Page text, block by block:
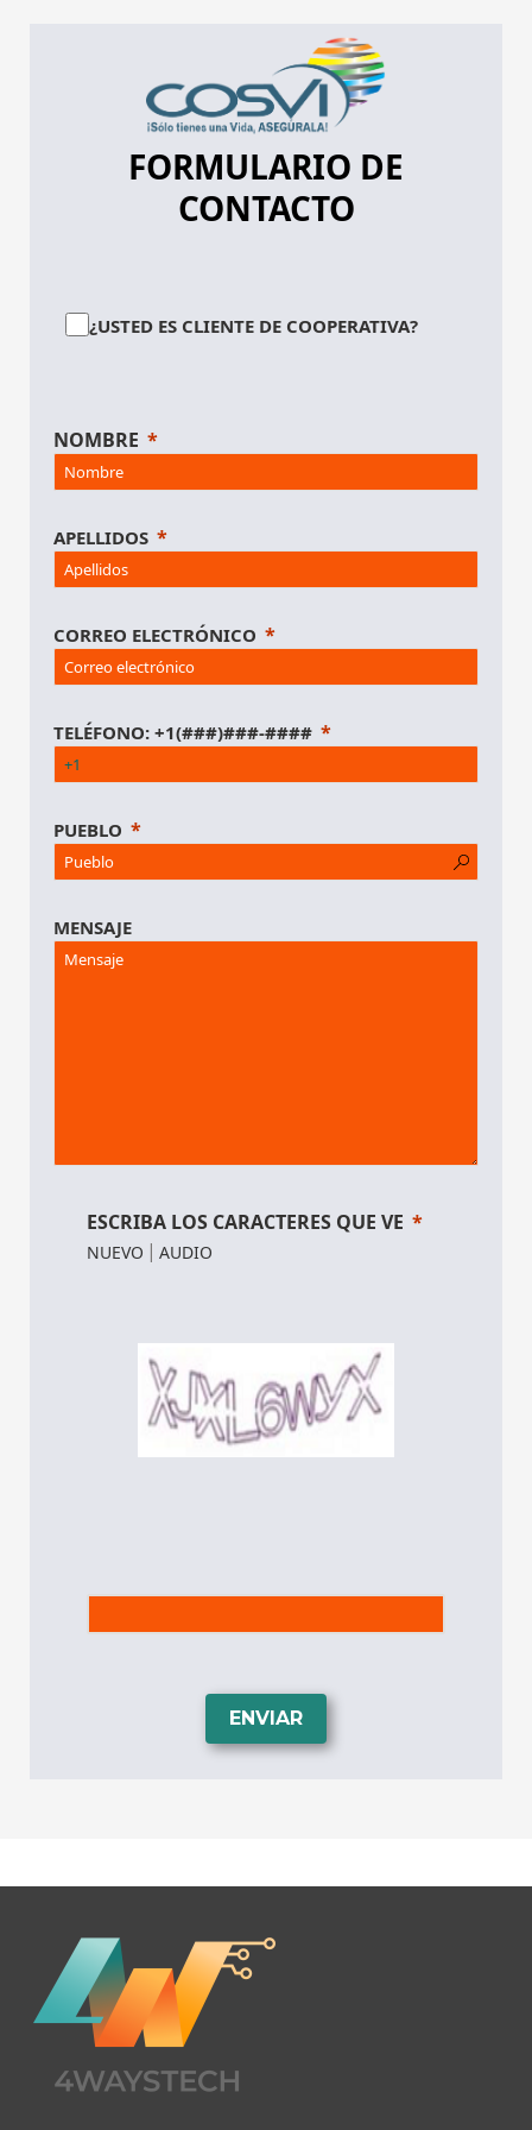
FORMULARIO DE
CONTACTO
¿USTED ES CLIENTE DE COOPERATIVA?
NOMBRE
APELLIDOS
CORREO ELECTRÓNICO
TELÉFONO: +1(###)###-####
PUEBLO
MENSAJE
ESCRIBA LOS CARACTERES QUE VE
NUEVO AUDIO
ENVIAR